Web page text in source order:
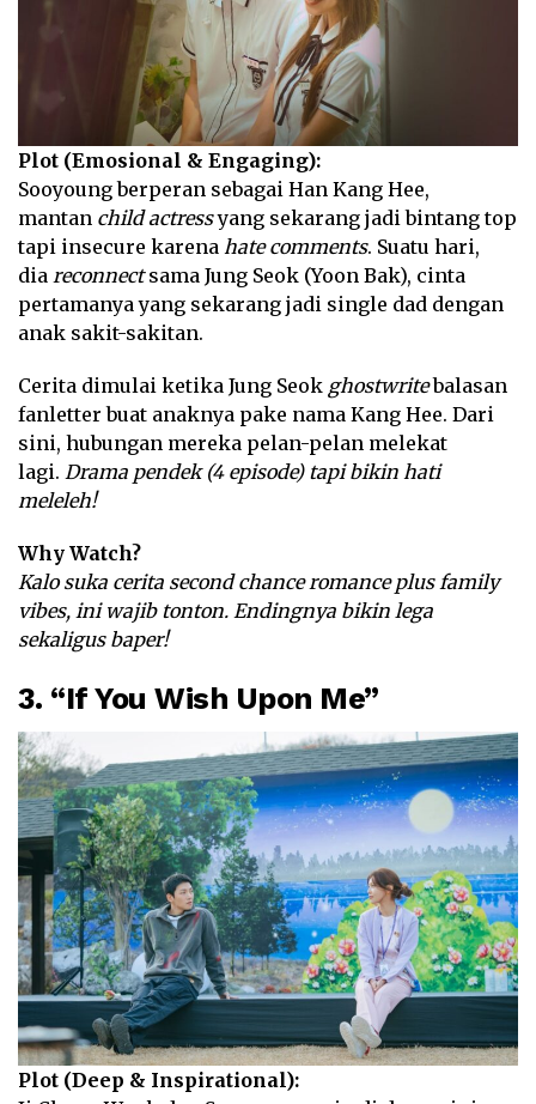
Plot (Emosional & Engaging):
Sooyoung berperan sebagai Han Kang Hee,
mantan child actressyang sekarang jadi bintang top
tapi insecure karena hate comments. Suatu hari,
dia reconnectsama Jung Seok (Yoon Bak), cinta
pertamanya yang sekarang jadi single dad dengan
anak sakit-sakitan.
Cerita dimulai ketika Jung Seok ghostwritebalasan
fanletter buat anaknya pake nama Kang Hee. Dari
sini, hubungan mereka pelan-pelan melekat
lagi. Drama pendek (4 episode) tapi bikin hati
meleleh!
Why Watch?
Kalo suka cerita second chance romance plus family
vibes, ini wajib tonton. Endingnya bikin lega
sekaligus baper!
3. “If You Wish Upon Me”
Plot (Deep & Inspirational):